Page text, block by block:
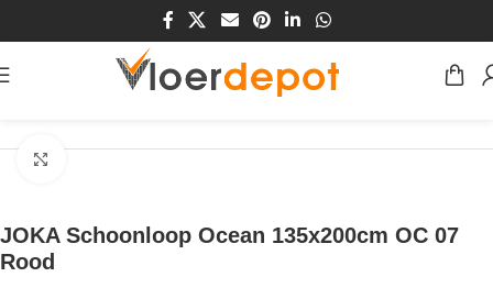
JOKA Schoonloop Ocean 135x200cm OC 07
Rood